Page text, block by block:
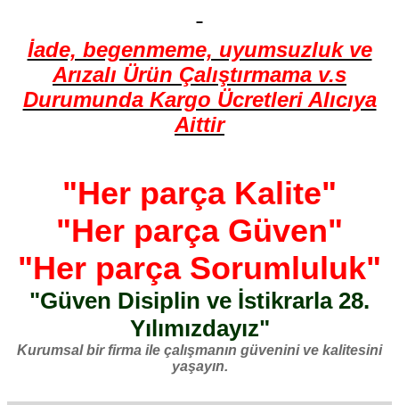
İade, begenmeme, uyumsuzluk ve
Arızalı Ürün Çalıştırmama v.s
Durumunda Kargo Ücretleri Alıcıya
Aittir
"Her parça Kalite"
"Her parça Güven"
"Her parça Sorumluluk"
"Güven Disiplin ve İstikrarla 28.
Yılımızdayız"
Kurumsal bir firma ile çalışmanın güvenini ve kalitesini
yaşayın.